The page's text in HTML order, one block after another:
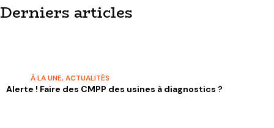
Derniers articles
À LA UNE,ACTUALITÉS
Alerte ! Faire des CMPP des usines à diagnostics ?